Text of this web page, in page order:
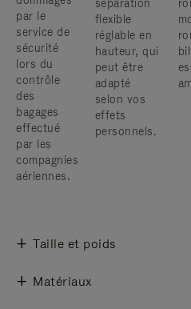
par le
service de
sécurité
lors du
contrôle
des
bagages
effectué
par les
compagnies
aériennes.
séparation
flexible
réglable en
hauteur, qui
peut être
adapté
selon vos
effets
personnels.
Taille et poids
Matériaux